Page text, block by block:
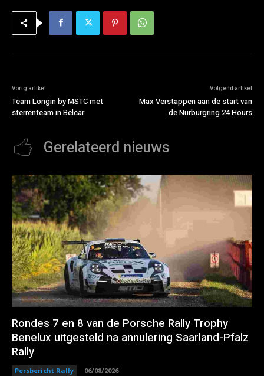
Vorig artikel
Team Longin by MSTC met
sterrenteam in Belcar
Volgend artikel
Max Verstappen aan de start van
de Nürburgring 24 Hours
Gerelateerd nieuws
Rondes 7 en 8 van de Porsche Rally Trophy
Benelux uitgesteld na annulering Saarland-Pfalz
Rally
Persbericht Rally 06/08/2026